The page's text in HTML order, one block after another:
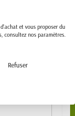
PELLET
et vous proposer du
consultez nos paramètres.
Refuser